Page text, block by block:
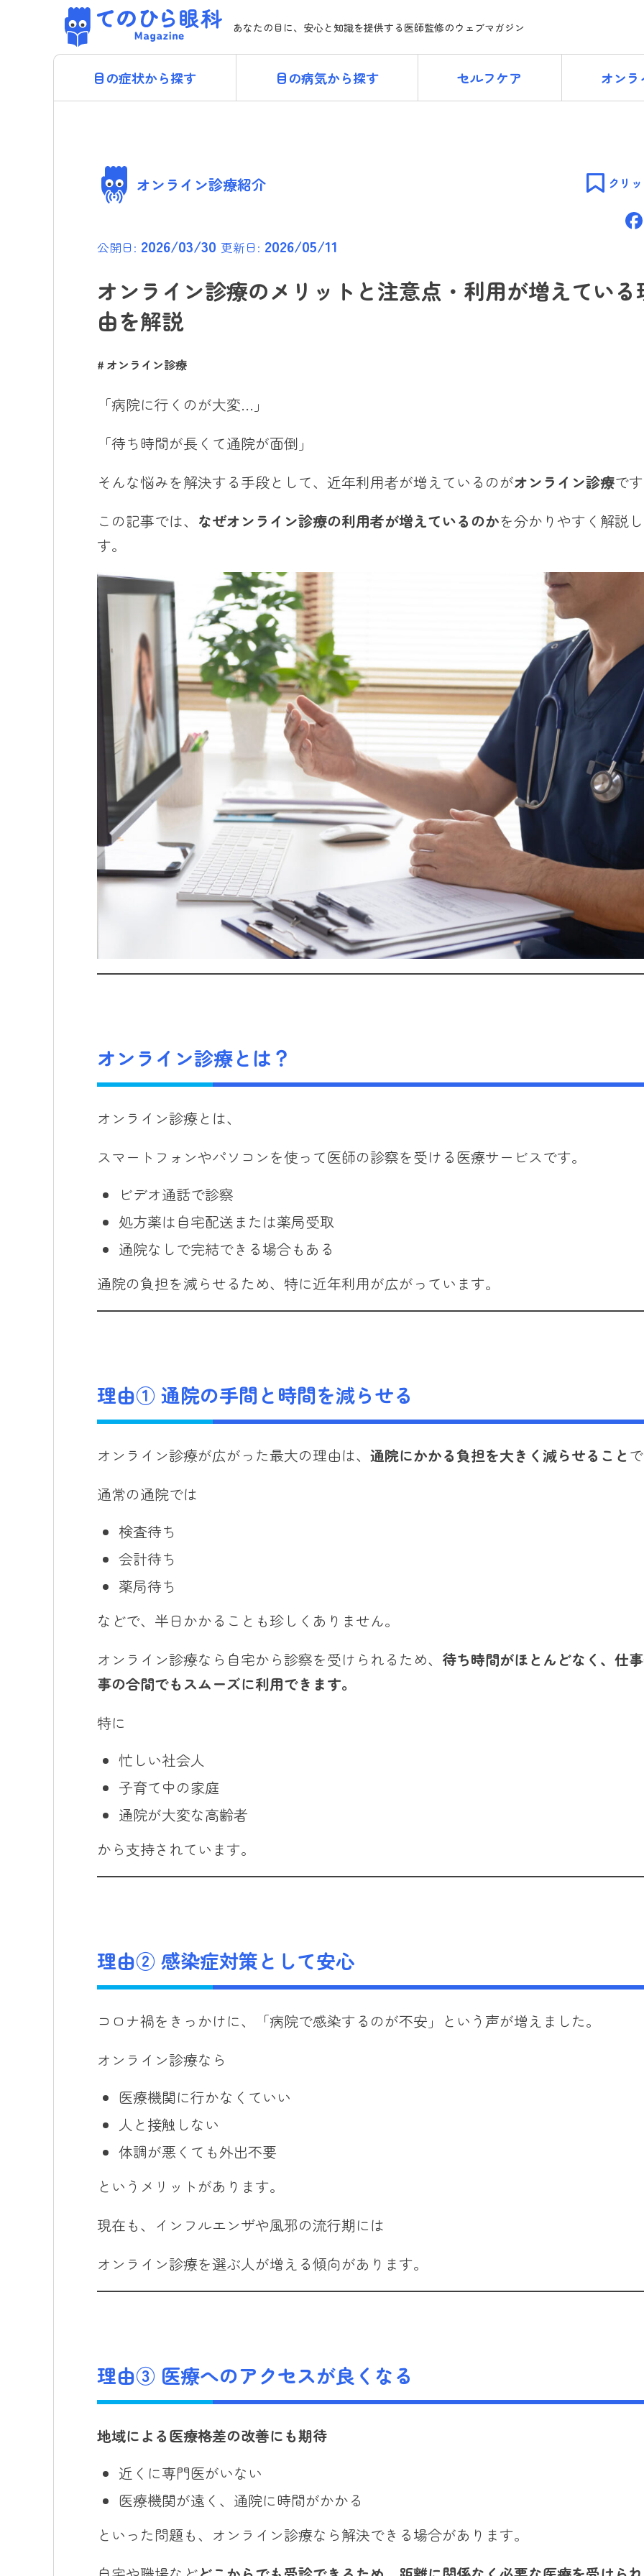
Skip
content あなたの目に、安心と知識を提供する医師監修のウェブマガジン
目の症状から探す 目の病気から探す セルフケア オン
オンライン診療紹介 クリ
公開日: 2026/03/30 更新日: 2026/05/11
オンライン診療のメリットと注意点・利用が増えている
由を解説
オンライン診療
「病院に行くのが大変…」
「待ち時間が長くて通院が面倒」
そんな悩みを解決する手段として、近年利用者が増えているのがオンライン診療で
この記事では、 なぜオンライン診療の利用者が増えているのかを分かりやすく解説
す。
オンライン診療とは？
オンライン診療とは、
スマートフォンやパソコンを使って医師の診察を受ける医療サービスです。
ビデオ通話で診察
処方薬は自宅配送または薬局受取
通院なしで完結できる場合もある
通院の負担を減らせるため、特に近年利用が広がっています。
理由① 通院の手間と時間を減らせる
オンライン診療が広がった最大の理由は、 通院にかかる負担を大きく減らせること
通常の通院では
検査待ち
会計待ち
薬局待ち
などで、半日かかることも珍しくありません。
オンライン診療なら自宅から診察を受けられるため、 待ち時間がほとんどなく、仕
事の合間でもスムーズに利用できます。
特に
忙しい社会人
子育て中の家庭
通院が大変な高齢者
から支持されています。
理由② 感染症対策として安心
コロナ禍をきっかけに、「病院で感染するのが不安」という声が増えました。
オンライン診療なら
医療機関に行かなくていい
人と接触しない
体調が悪くても外出不要
というメリットがあります。
現在も、インフルエンザや風邪の流行期には
オンライン診療を選ぶ人が増える傾向があります。
理由③ 医療へのアクセスが良くなる
地域による医療格差の改善にも期待
近くに専門医がいない
医療機関が遠く、通院に時間がかかる
といった問題も、オンライン診療なら解決できる場合があります。